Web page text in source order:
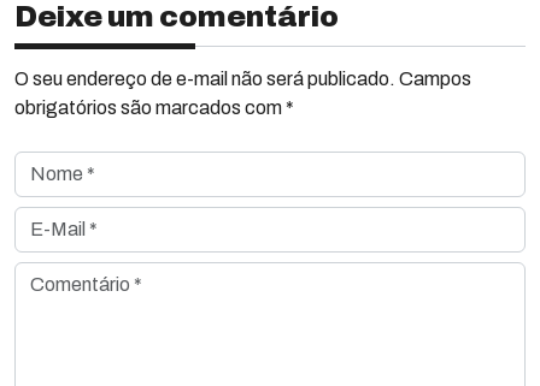
Deixe um comentário
O seu endereço de e-mail não será publicado. Campos
obrigatórios são marcados com *
Nome *
E-Mail *
Comentário *